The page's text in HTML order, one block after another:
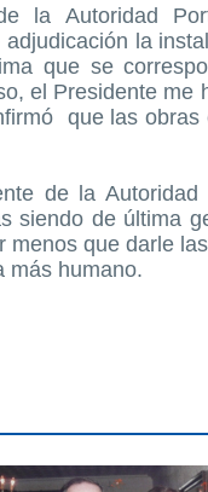
la Autoridad
la
que se
el Presidente me
que las obras
de la
siendo de última
menos que darle
más humano.